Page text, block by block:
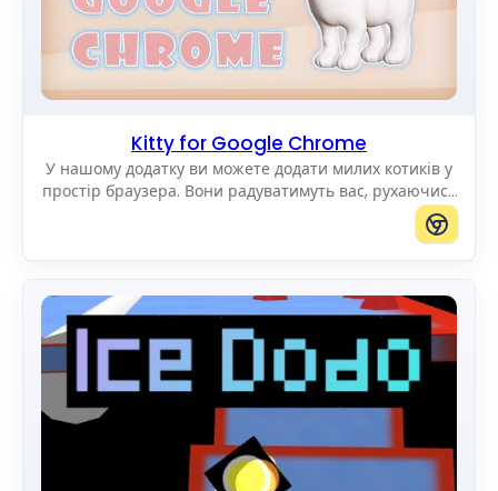
Kitty for Google Chrome
У нашому додатку ви можете додати милих котиків у
простір браузера. Вони радуватимуть вас, рухаючись
по екрану. Ви можете додавати котиків будь-якого